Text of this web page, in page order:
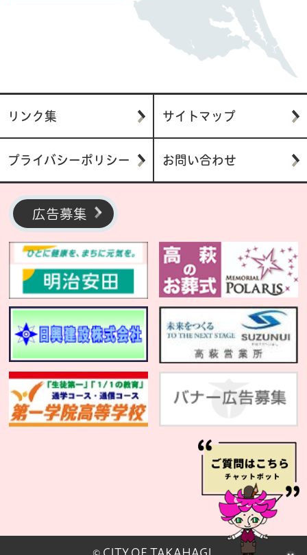
リンク集 サイトマップ
プライバシーポリシー お問い合わせ
広告募集
© CITY OF TAKAHAGI.